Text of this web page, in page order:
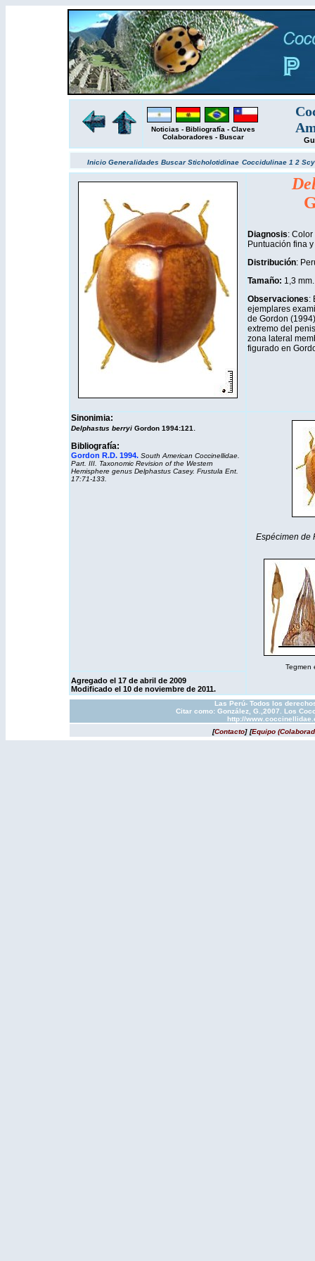
Noticias - Bibliografía - Claves
Colaboradores - Buscar
Inicio Generalidades BuscarSticholotidinae Coccidulinae 1 2
Diagnosis:
Puntuación fina
Distribución:
Tamaño: 1,3 mm.
Observaciones:
ejemplares
de Gordon
extremo del
zona lateral
figurado en
Sinonimia:
Delphastus berryiGordon 1994:121.
Bibliografía:
Gordon R.D. 1994. South American Coccinellidae.
Part. III. Taxonomic Revision of the Western
Hemisphere genus Delphastus Casey. Frustula Ent.
17:71-133.
Espécimen de
Tegmen
Agregado el 17 de abril de 2009
Modificado el 10 de noviembre de 2011.
Las Perú- Todos los
Citar como: González, G.,2007. Los
http://
[Contacto] [Equipo